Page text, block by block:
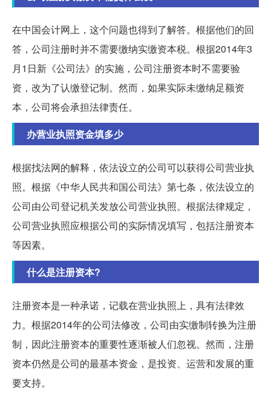
在中国会计网上，这个问题也得到了解答。根据他们的回
答，公司注册时并不需要缴纳实缴资本税。根据2014年3
月1日新《公司法》的实施，公司注册资本时不需要验
资，改为了认缴登记制。然而，如果实际未缴纳足额资
本，公司将会承担法律责任。
办营业执照资金填多少
根据找法网的解释，依法设立的公司可以获得公司营业执
照。根据《中华人民共和国公司法》第七条，依法设立的
公司由公司登记机关发放公司营业执照。根据法律规定，
公司营业执照应根据公司的实际情况填写，包括注册资本
等因素。
什么是注册资本?
注册资本是一种承诺，记载在营业执照上，具有法律效
力。根据2014年的公司法修改，公司由实缴制转换为注册
制，因此注册资本的重要性逐渐被人们忽视。然而，注册
资本仍然是公司的最基本资金，是投资、运营和发展的重
要支持。